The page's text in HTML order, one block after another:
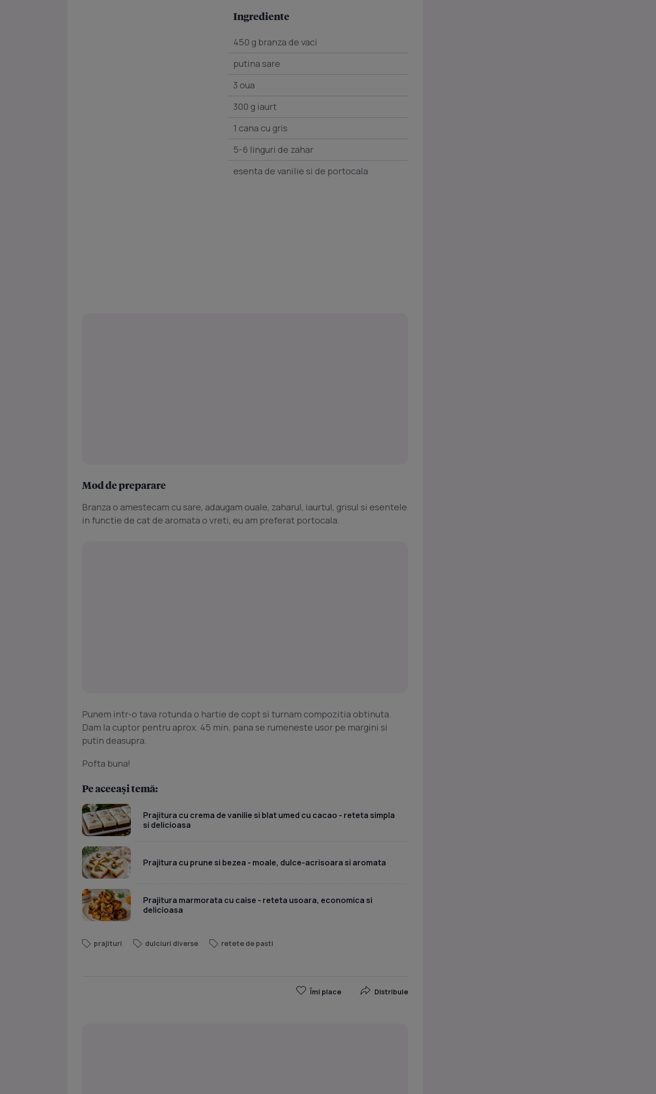
Ingrediente
450 g branza de vaci
putina sare
3 oua
300 g iaurt
1 cana cu gris
5-6 linguri de zahar
esenta de vanilie si de portocala
Mod de preparare
Branza o amestecam cu sare, adaugam ouale, zaharul, iaurtul, grisul si esentele
in functie de cat de aromata o vreti, eu am preferat portocala.
Punem intr-o tava rotunda o hartie de copt si turnam compozitia obtinuta.
Dam la cuptor pentru aprox. 45 min. pana se rumeneste usor pe margini si
putin deasupra.
Pofta buna!
Pe aceeași temă:
Prajitura cu crema de vanilie si blat umed cu cacao - reteta simpla
si delicioasa
Prajitura cu prune si bezea - moale, dulce-acrisoara si aromata
Prajitura marmorata cu caise - reteta usoara, economica si
delicioasa
prajituri dulciuri diverse retete de pasti
Îmi place Distribuie